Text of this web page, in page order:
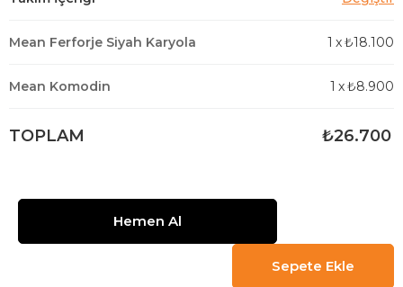
Mean Ferforje Siyah Karyola 1 x₺18.100
Mean Komodin 1 x₺8.900
TOPLAM ₺26.700